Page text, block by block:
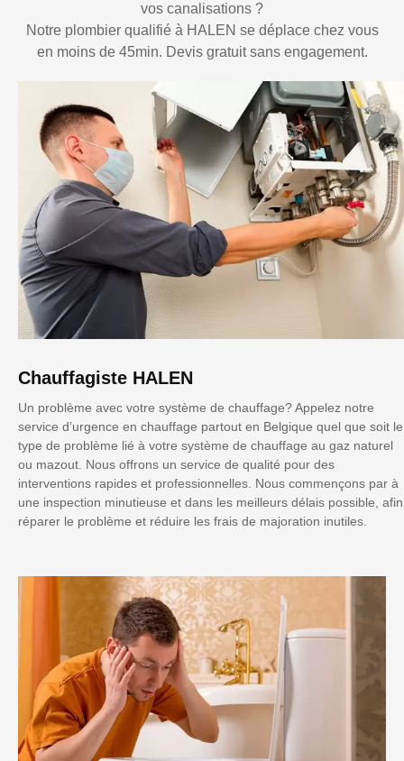
vos canalisations ?
Notre plombier qualifié à HALEN se déplace chez vous
en moins de 45min. Devis gratuit sans engagement.
Chauffagiste HALEN
Un problème avec votre système de chauffage? Appelez notre
service d’urgence en chauffage partout en Belgique quel que soit le
type de problème lié à votre système de chauffage au gaz naturel
ou mazout. Nous offrons un service de qualité pour des
interventions rapides et professionnelles. Nous commençons par à
une inspection minutieuse et dans les meilleurs délais possible, afin
réparer le problème et réduire les frais de majoration inutiles.